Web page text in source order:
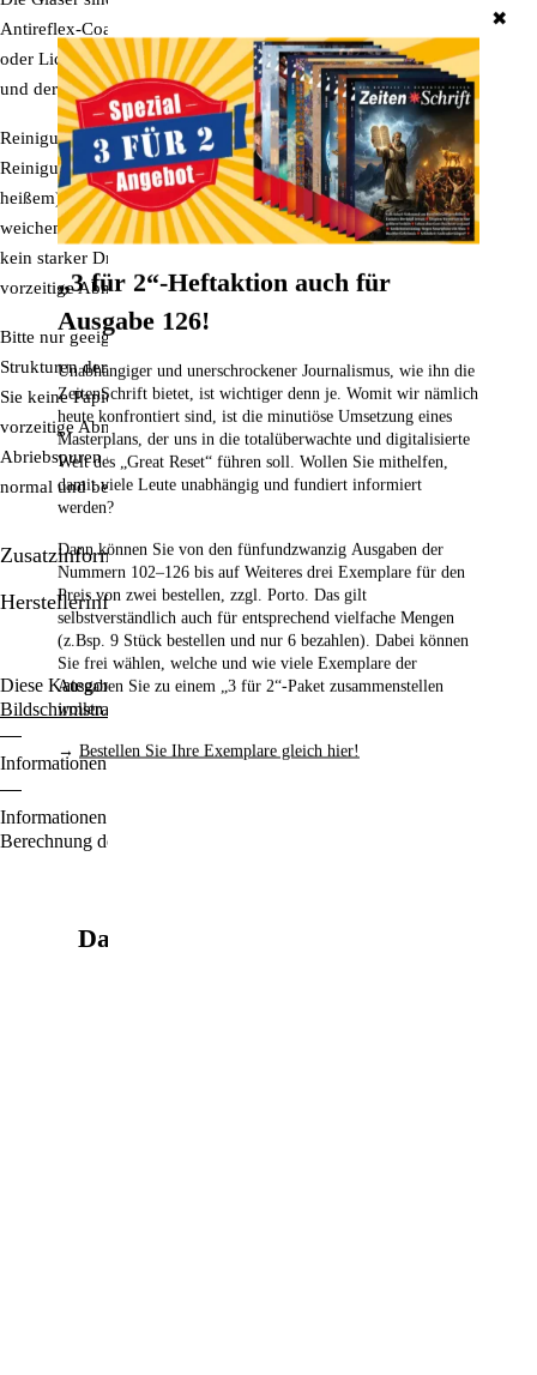
Antireflex-Coating (Entspiegelung) vergütet. Störende Spiegelungen
oder Lichtreflexe durch Fremdlichteinfall werden dadurch vermindert
und der Kontrast erhöht.
Reinigung und Pflege
Reinigung mit beiliegendem Microfasertasche oder warmem (nicht
heißem) Wasser und Seife oder Geschirrspülmittel. Anschließend mit
weichem Tuch abtrocknen. Bitte achten Sie darauf, dass beim Putzen
kein starker Druck auf die Glasflächen ausgeübt wird, um eine
vorzeitige Abnutzung der Glasbeschichtungen zu vermeiden.
Bitte nur geeignete Reinigungsmittel verwenden, damit die feinen
Strukturen der Glasoberfläche nicht angegriffen werden! Verwenden
Sie keine Papiertücher und andere holzfaserhaltige Tücher, um keine
vorzeitige Abnutzung der Glasbeschichtungen zu verursachen.
Abriebspuren durch häufige Verwendung im Laufe der Zeit sind
normal und bedingen keine Garantieansprüche.
Zusatzinformationen/Details
Herstellerinformationen
Diese Kategorien durchstöbern:Prisma-Brillen: Schutz vor
Bildschirmstrahlung
Informationen zu den Zahlungsoptionen finden Sie
Informationen für den Standardversand, zur Lieferung und zur
Berechnung der Lieferfrist finden Sie
Das könnte Sie auch interessieren
✖
„3 für 2“-Heftaktion auch für
Ausgabe 126!
Unabhängiger und unerschrockener Journalismus, wie ihn die
ZeitenSchrift bietet, ist wichtiger denn je. Womit wir nämlich
heute konfrontiert sind, ist die minutiöse Umsetzung eines
Masterplans, der uns in die totalüberwachte und digitalisierte
Welt des „Great Reset“ führen soll. Wollen Sie mithelfen,
damit viele Leute unabhängig und fundiert informiert
werden?
Dann können Sie von den fünfundzwanzig Ausgaben der
Nummern 102–126 bis auf Weiteres drei Exemplare für den
Preis von zwei bestellen, zzgl. Porto. Das gilt
selbstverständlich auch für entsprechend vielfache Mengen
(z.Bsp. 9 Stück bestellen und nur 6 bezahlen). Dabei können
Sie frei wählen, welche und wie viele Exemplare der
Ausgaben Sie zu einem „3 für 2“-Paket zusammenstellen
wollen.
→ Bestellen Sie Ihre Exemplare gleich hier!